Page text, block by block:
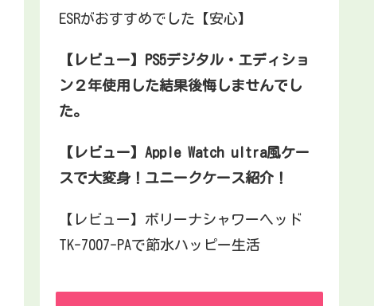
ESRがおすすめでした【安心】
【レビュー】PS5デジタル・エディショ
ン２年使用した結果後悔しませんでし
た。
【レビュー】Apple Watch ultra風ケー
スで大変身！ユニークケース紹介！
【レビュー】ボリーナシャワーヘッド
TK-7007-PAで節水ハッピー生活